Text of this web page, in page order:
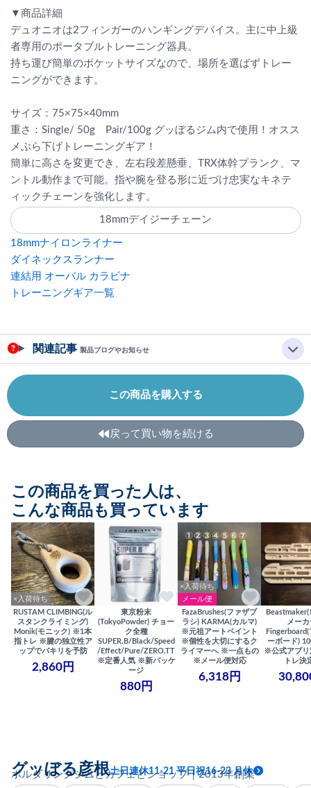
▼商品詳細
デュオニオは2フィンガーのハンギングデバイス。主に中上級
者専用のポータブルトレーニング器具。
持ち運び簡単のポケットサイズなので、場所を選ばずトレー
ニングができます。
サイズ：75×75×40mm
重さ：Single/ 50g Pair/100g グッぼるジム内で使用！オスス
メぶら下げトレーニングギア！
簡単に高さを変更でき、左右段差懸垂、TRX体幹プランク、マ
ントル動作まで可能。指や腕を登る形に近づけ忠実なキネテ
ィックチェーンを強化します。
18mmデイジーチェーン
18mmナイロンライナー
ダイネックスランナー
連結用 オーバル カラビナ
トレーニングギア一覧
関連記事 製品ブログやお知らせ
この商品を購入する
戻って買い物を続ける
この商品を買った人は、
こんな商品も買っています
×入荷待ち
RUSTAM CLIMBING(ル
スタンクライミング)
Monik(モニック) ※1本
指トレ ※腱の独立性ア
ップでパキリを予防
2,860円
東京粉末
(TokyoPowder) チョー
ク全種
SUPER.B/Black/Speed
/Effect/Pure/ZERO.TT
※定番人気 ※新パッケ
ージ
880円
×入荷待ち
メール便
FazaBrushes(ファザブ
ラシ) KARMA(カルマ)
※元祖アートペイント
※個性を大切にするク
ライマーへ ※一点もの
※メール便対応
6,318円
メーカ
ーボード)
※公式アプ
トレ決
ボルダリングジムとカフェとショップ｜2013年創業
グッぼる彦根土日連休11-21 平日祝16-23 月休